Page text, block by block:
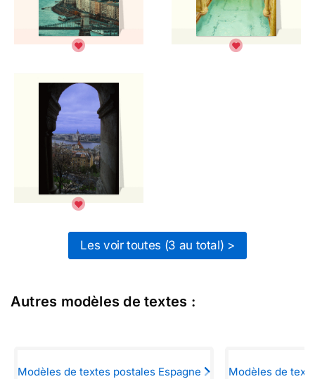
Les voir toutes (3 au total) >
Autres modèles de textes :
Modèles de textes postales Espagne
Modèles de